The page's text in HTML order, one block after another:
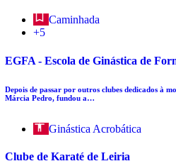
Caminhada
+5
EGFA - Escola de Ginástica de
Depois de passar por outros clubes dedicados à
Márcia Pedro, fundou a…
Ginástica Acrobática
Clube de Karaté de Leiria